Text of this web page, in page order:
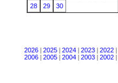
28
29 30
2026
2025 2024 2023 2022
2006
2005 2004 2003 2002